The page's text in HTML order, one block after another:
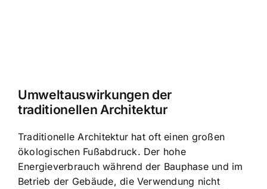
Umweltauswirkungen der
traditionellen Architektur
Traditionelle Architektur hat oft einen großen
ökologischen Fußabdruck. Der hohe
Energieverbrauch während der Bauphase und im
Betrieb der Gebäude, die Verwendung nicht